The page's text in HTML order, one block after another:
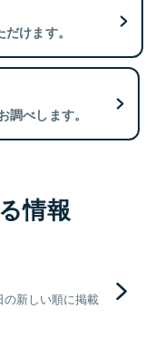
けます。
べします。
情報
新しい順に掲載